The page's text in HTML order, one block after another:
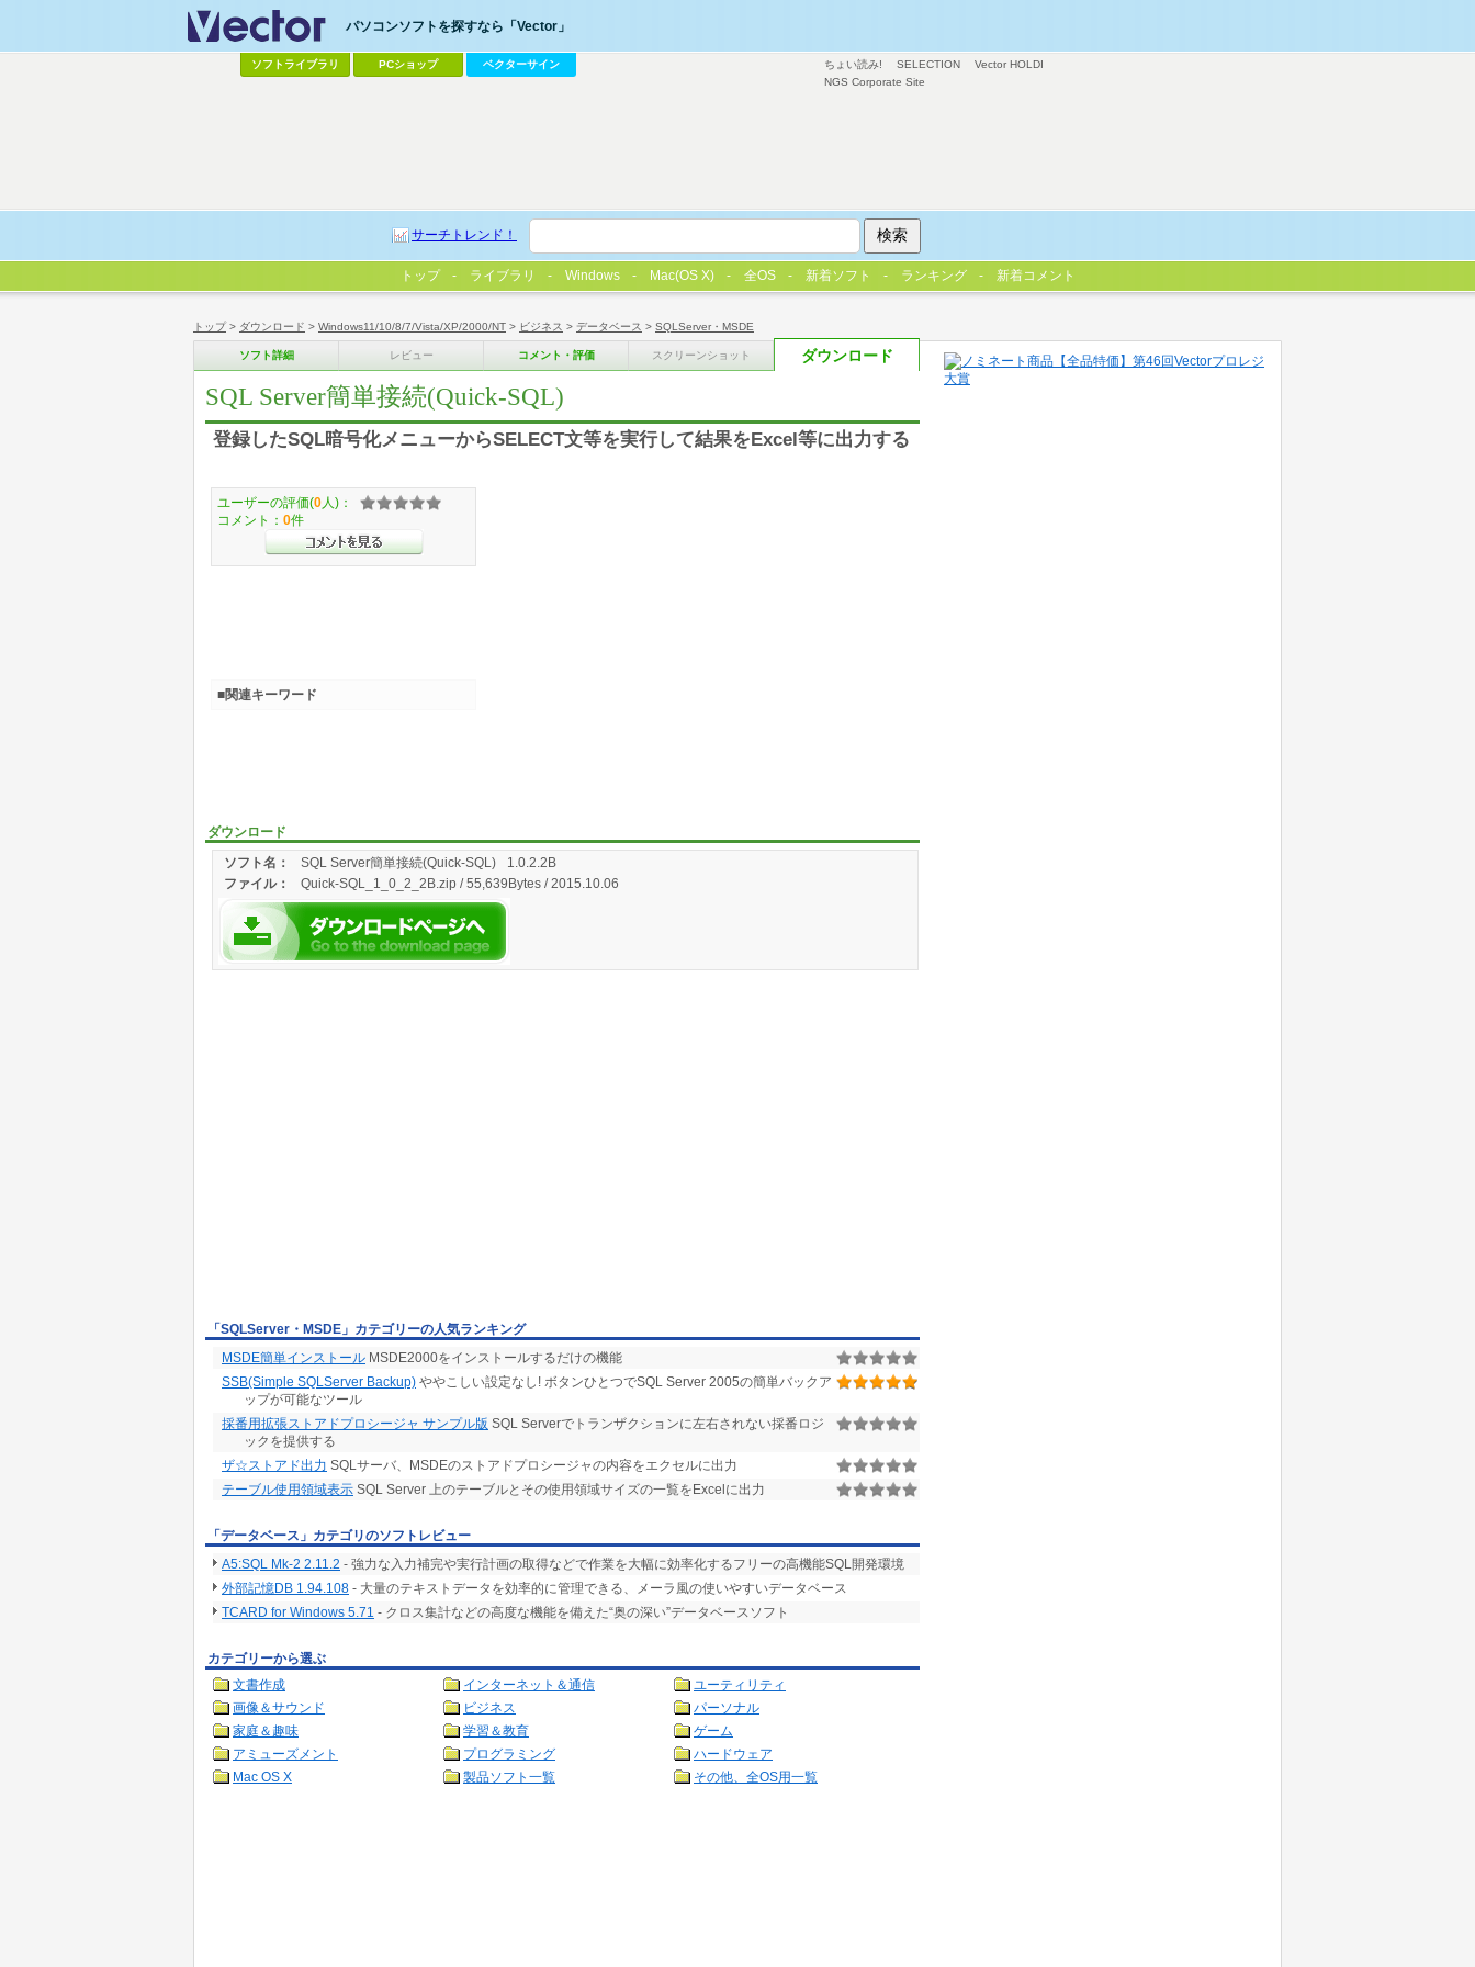
トップ> ダウンロード > Windows11/10/8/7/Vista/XP/2000/NT > ビジネス > データベース > SQLServer・MSDE
ソフト詳細 レビュー コメント・評価 スクリーンショット ダウンロード
SQL Server簡単接続(Quick-SQL)
登録したSQL暗号化メニューからSELECT文等を実行して結果をExcel等に出力する
ダウンロード
ソフト名：
SQL Server簡単接続(Quick-SQL) 1.0.2.2B
ファイル： Quick-SQL_1_0_2_2B.zip / 55,639Bytes / 2015.10.06
ユーザーの評価(0 人)：
コメント： 0件
■関連キーワード
「SQLServer・MSDE」カテゴリーの人気ランキング
MSDE簡単インストール MSDE2000をインストールするだけの機能
SSB(Simple SQLServer Backup) ややこしい設定なし! ボタンひとつでSQL Server 2005の簡単バックア
ップが可能なツール
採番用拡張ストアドプロシージャ サンプル版 SQL Serverでトランザクションに左右されない採番ロジ
ックを提供する
ザ☆ストアド出力 SQLサーバ、MSDEのストアドプロシージャの内容をエクセルに出力
テーブル使用領域表示 SQL Server 上のテーブルとその使用領域サイズの一覧をExcelに出力
「データベース」カテゴリのソフトレビュー
A5:SQL Mk-2 2.11.2 - 強力な入力補完や実行計画の取得などで作業を大幅に効率化するフリーの高機能SQL開発環境
外部記憶DB 1.94.108 - 大量のテキストデータを効率的に管理できる、メーラ風の使いやすいデータベース
TCARD for Windows 5.71 - クロス集計などの高度な機能を備えた“奥の深い”データベースソフト
カテゴリーから選ぶ
文書作成
インターネット＆通信
ユーティリティ
画像＆サウンド
ビジネス
パーソナル
家庭＆趣味
学習＆教育
ゲーム
アミューズメント
プログラミング
ハードウェア
Mac OS X
製品ソフト一覧 その他、全OS用一覧
ちょい読み! SELECTION
Vector HOLDI
NGS Corporate Site
パソコンソフトを探すなら「Vector」
ソフトライブラリ PCショップ ベクターサイン
サーチトレンド！
トップ ライブラリ Windows Mac(OS X) 全OS 新着ソフト ランキング 新着コメント